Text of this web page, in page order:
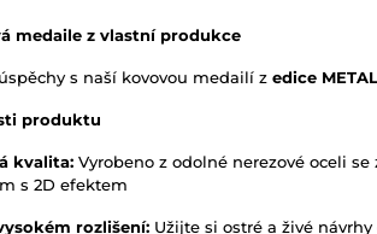
medaile z vlastní produkce
s naší kovovou medailí z edice METAL
produktu
kvalita: Vyrobeno z odolné nerezové oceli
s 2D efektem
rozlišení: Užijte si ostré a živé